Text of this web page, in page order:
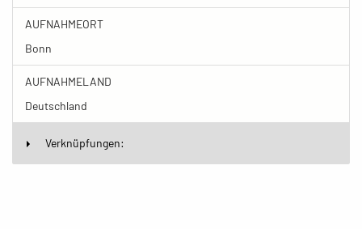
AUFNAHMEORT
Bonn
AUFNAHMELAND
Deutschland
Verknüpfungen: